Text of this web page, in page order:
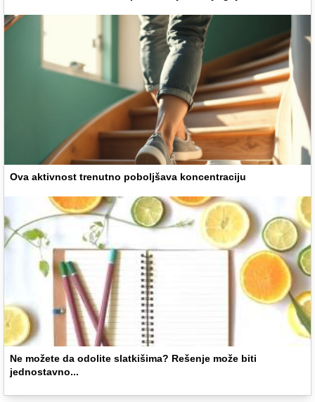
Ova aktivnost trenutno poboljšava koncentraciju
Ne možete da odolite slatkišima? Rešenje može biti
jednostavno...